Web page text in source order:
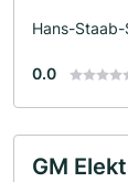
Hans-
0.0
GM